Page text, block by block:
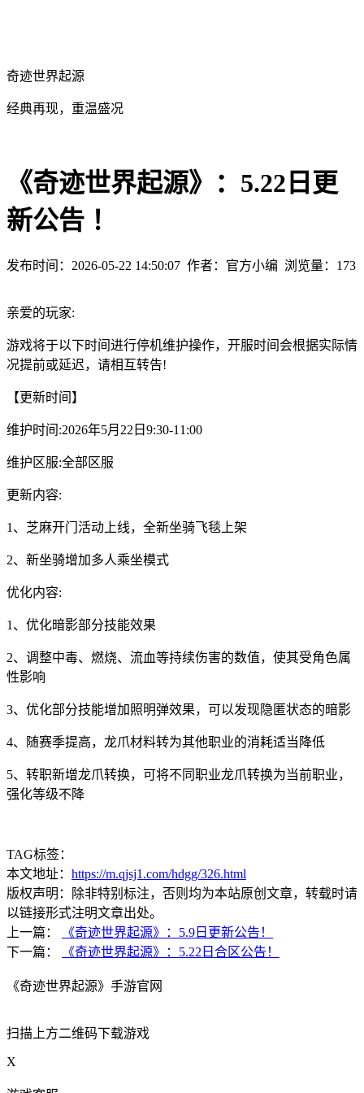
奇迹世界起源
经典再现，重温盛况
《奇迹世界起源》：5.22日更
新公告 ！
发布时间：2026-05-22 14:50:07 作者：官方小编 浏览量： 173
亲爱的玩家:
游戏将于以下时间进行停机维护操作，开服时间会根据实际情
况提前或延迟，请相互转告!
【更新时间】
维护时间:2026年5月22日9:30-11:00
维护区服:全部区服
更新内容:
1、芝麻开门活动上线，全新坐骑飞毯上架
2、新坐骑增加多人乘坐模式
优化内容:
1、优化暗影部分技能效果
2、调整中毒、燃烧、流血等持续伤害的数值，使其受角色属
性影响
3、优化部分技能增加照明弹效果，可以发现隐匿状态的暗影
4、随赛季提高，龙爪材料转为其他职业的消耗适当降低
5、转职新增龙爪转换，可将不同职业龙爪转换为当前职业，
强化等级不降
TAG标签：
本文地址： https://m.qjsj1.com/hdgg/326.html
版权声明：除非特别标注，否则均为本站原创文章，转载时请
以链接形式注明文章出处。
上一篇：
《奇迹世界起源》：5.9日更新公告！
下一篇：
《奇迹世界起源》：5.22日合区公告！
《奇迹世界起源》手游官网
扫描上方二维码下载游戏
X